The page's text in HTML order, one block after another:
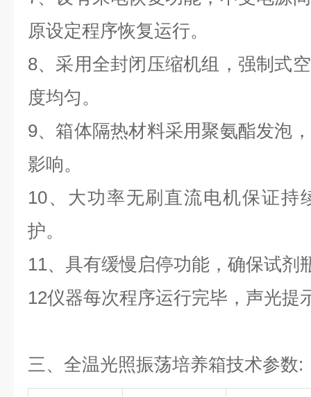
原设定程序恢复运行。
8、采用全封闭压缩机组，强制式
度均匀。
9、箱体隔热材料采用聚氨酯发泡
影响。
10、大功率无刷直流电机保证持
护。
11、具有缓慢启停功能，确保试剂
12仪器每次程序运行完毕，声光提
三、 全温光照振荡培养箱技术参数: